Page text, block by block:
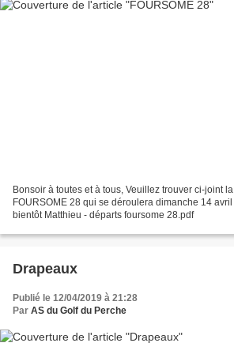
Bonsoir à toutes et à tous, Veuillez trouver ci-joint
FOURSOME 28 qui se déroulera dimanche 14
bientôt Matthieu - départs foursome 28.pdf
Drapeaux
Publié le 12/04/2019 à 21:28
Par AS du Golf du Perche